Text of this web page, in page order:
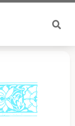
تخطي
المحتوى